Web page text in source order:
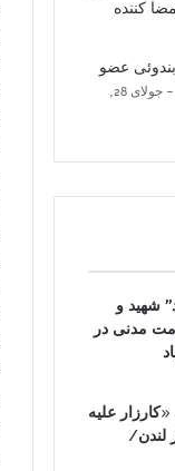
کننده
عضو
جولای 28,
شهید و
مدنی در
علیه
لندن/